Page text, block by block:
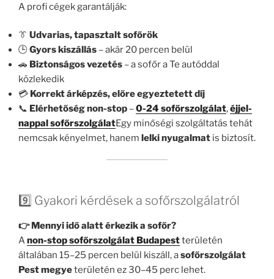
A profi cégek garantálják:
👔 Udvarias, tapasztalt sofőrök
🕒 Gyors kiszállás – akár 20 percen belül
🚗 Biztonságos vezetés – a sofőr a Te autóddal
közlekedik
💳 Korrekt árképzés, előre egyeztetett díj
📞 Elérhetőség non-stop –0-24 sofőrszolgálat,éjjel-
nappal sofőrszolgálatEgy minőségi szolgáltatás tehát
nemcsak kényelmet, hanem lelki nyugalmat is biztosít.
9️⃣ Gyakori kérdések a sofőrszolgálatról
👉 Mennyi idő alatt érkezik a sofőr?
Anon-stop sofőrszolgálat Budapestterületén
általában 15–25 percen belül kiszáll, asofőrszolgálat
Pest megyeterületén ez 30–45 perc lehet.